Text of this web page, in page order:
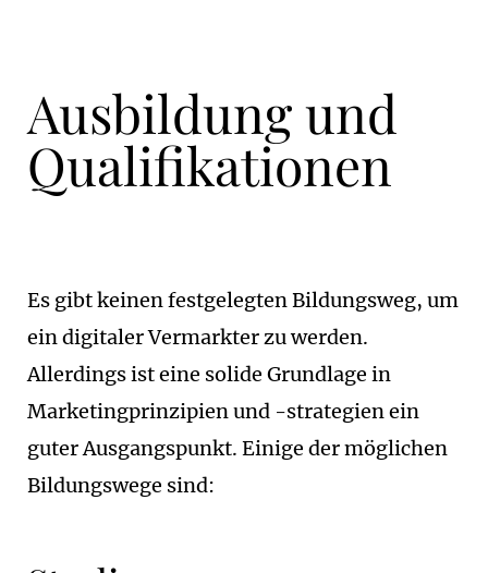
Ausbildung und
Qualifikationen
Es gibt keinen festgelegten Bildungsweg, um
ein digitaler Vermarkter zu werden.
Allerdings ist eine solide Grundlage in
Marketingprinzipien und -strategien ein
guter Ausgangspunkt. Einige der möglichen
Bildungswege sind: